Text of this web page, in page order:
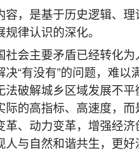
，是基于历史逻辑、
律认识的深化。
会主要矛盾已经转化
“有没有”的问题，难以
破解城乡区域发展不
的高指标、高速度，
、动力变革，增强经
与自然和谐共生，更好